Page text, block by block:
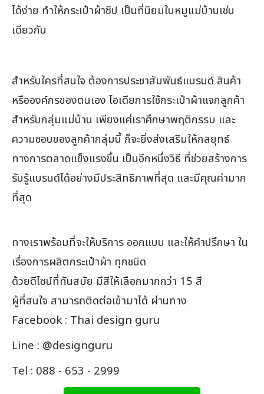
ได้ง่าย ทำให้กระเป๋าผ้าซิป เป็นที่นิยมในหมูแม่บ้านเช่น
เดียวกัน
สำหรับใครที่สนใจ ต้องการประชาสัมพันธ์แบรนด์ สินค้า
หรือองค์กรของตนเอง ไอเดียการใช้กระเป๋าผ้าแจกลูกค้า
สำหรับกลุ่มแม่บ้าน เพียงแค่เราศึกษาพฤติกรรม และ
ความชอบของลูกค้ากลุ่มนี้ ก็จะยิ่งส่งเสริมให้กลยุทธ์
ทางการตลาดแข็งแรงขึ้น เป็นอีกหนึ่งวิธี ที่ช่วยสร้างการ
รับรู้แบรนด์ได้อย่างมีประสิทธิภาพที่สุด และมีคุณค่ามาก
ที่สุด
ทางเราพร้อมที่จะให้บริการ ออกแบบ และให้คำปรึกษา ใน
เรื่องการผลิตกระเป๋าผ้า ทุกชนิด
ด้วยดีไซน์ที่ทันสมัย มีสีให้เลือกมากกว่า 15 สี
ผู้ที่สนใจ สามารถติดต่อเข้ามาได้ ผ่านทาง
Facebook : Thai design guru
Line : @designguru
Tel : 088 - 653 - 2999